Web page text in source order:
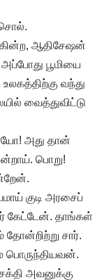
ஆதிசேஷன்
பூமியை
வந்து
வைத்துவிட்டு
அது தான்
பொறு!
குடி அரசைப்
கேட்டேன். தாங்கள்
சார்.
அவனுக்கு